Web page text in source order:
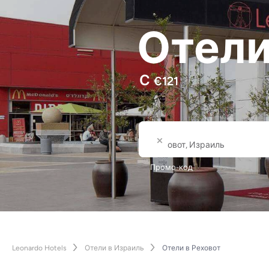
С€121
Название города или
Промо-код
Leonardo Hotels Отели в Израиль Отели в Реховот